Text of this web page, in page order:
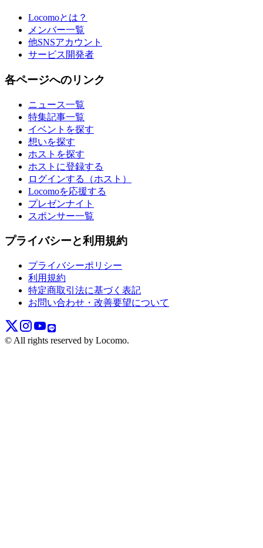
Locomoとは？
メンバー一覧
他SNSアカウント
サービス開発者
各ページへのリンク
ニュース一覧
特集記事一覧
イベントを探す
想いを探す
ホストを探す
ホストに登録する
ログインする（ホスト）
Locomoを応援する
プレゼンナイト
スポンサー一覧
プライバシーと利用規約
プライバシーポリシー
利用規約
特定商取引法に基づく表記
お問い合わせ・改善要望について
© All rights reserved by Locomo.